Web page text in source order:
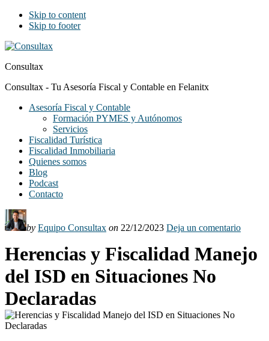
Skip to content
Skip to footer
Consultax
Consultax - Tu Asesoría Fiscal y Contable en Felanitx
Asesoría Fiscal y Contable
Formación PYMES y Autónomos
Servicios
Fiscalidad Turística
Fiscalidad Inmobiliaria
Quienes somos
Blog
Podcast
Contacto
by Equipo Consultax on 22/12/2023 Deja un comentario
Herencias y Fiscalidad Manejo
del ISD en Situaciones No
Declaradas